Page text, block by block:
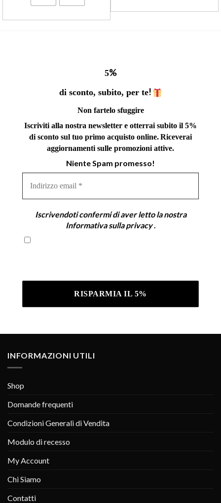
5%
di sconto, subito, per te!
Non fartelo sfuggire
Iscriviti alla nostra newsletter e otterrai subito il 5%
di sconto sul tuo primo acquisto online.Riceverai
aggiornamenti sulle promozioni attive.
Niente Spam promesso!
email
Iscrivendoti confermi di aver letto la nostra
Informativa sulla privacy.
INFORMAZIONI UTILI
Shop
Domande frequenti
Condizioni Generali di Vendita
Modulo di recesso
My Account
Chi Siamo
Contatti